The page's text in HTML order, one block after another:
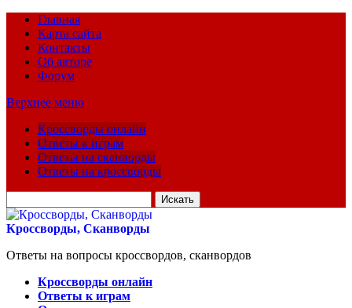
Главная
Карта сайта
Контакты
Об авторе
Форум
Верхнее меню
Кроссворды онлайн
Ответы к играм
Ответы на сканворды
Ответы на кроссворды
для:
Кроссворды, Сканворды
Ответы на вопросы кроссвордов, сканвордов
Кроссворды онлайн
Ответы к играм